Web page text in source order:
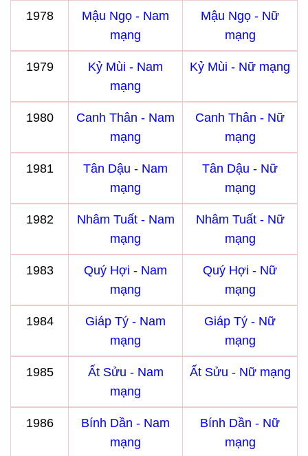
1978
Mậu Ngọ - Nam
mạng
Mậu Ngọ - Nữ
mạng
1979
Kỷ Mùi - Nam
mạng
Kỷ Mùi - Nữ mạng
1980
Canh Thân - Nam
mạng
Canh Thân - Nữ
mạng
1981
Tân Dậu - Nam
mạng
Tân Dậu - Nữ
mạng
1982
Nhâm Tuất - Nam
mạng
Nhâm Tuất - Nữ
mạng
1983
Quý Hợi - Nam
mạng
Quý Hợi - Nữ
mạng
1984
Giáp Tý - Nam
mạng
Giáp Tý - Nữ
mạng
1985
Ất Sửu - Nam
mạng
Ất Sửu - Nữ mạng
1986
Bính Dần - Nam
mạng
Bính Dần - Nữ
mạng